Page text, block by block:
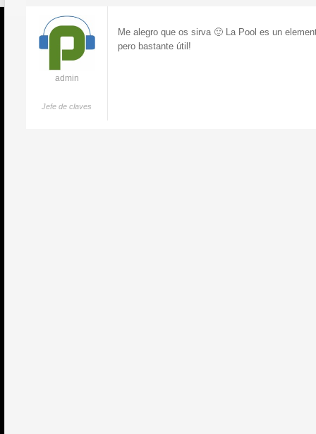
admin
Jefe de claves
Me alegro que os sirva 🙂 La Pool es un
pero bastante útil!